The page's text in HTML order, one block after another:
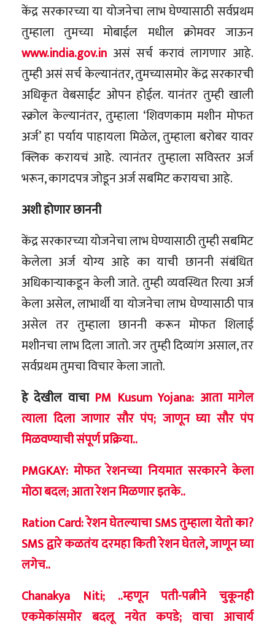
केंद्र सरकारच्या या योजनेचा लाभ घेण्यासाठी सर्वप्रथम
तुम्हाला तुमच्या मोबाईल मधील क्रोमवर जाऊन
www.india.gov.in असं सर्च करावं लागणार आहे.
तुम्ही असं सर्च केल्यानंतर, तुमच्यासमोर केंद्र सरकारची
अधिकृत वेबसाईट ओपन होईल. यानंतर तुम्ही खाली
स्क्रोल केल्यानंतर, तुम्हाला ‘शिवणकाम मशीन मोफत
अर्ज’ हा पर्याय पाहायला मिळेल, तुम्हाला बरोबर यावर
क्लिक करायचं आहे. त्यानंतर तुम्हाला सविस्तर अर्ज
भरून, कागदपत्र जोडून अर्ज सबमिट करायचा आहे.
अशी होणार छाननी
केंद्र सरकारच्या योजनेचा लाभ घेण्यासाठी तुम्ही सबमिट
केलेला अर्ज योग्य आहे का याची छाननी संबंधित
अधिकाऱ्याकडून केली जाते. तुम्ही व्यवस्थित रित्या अर्ज
केला असेल, लाभार्थी या योजनेचा लाभ घेण्यासाठी पात्र
असेल तर तुम्हाला छाननी करून मोफत शिलाई
मशीनचा लाभ दिला जातो. जर तुम्ही दिव्यांग असाल, तर
सर्वप्रथम तुमचा विचार केला जातो.
हे देखील वाचा PM Kusum Yojana: आता मागेल
त्याला दिला जाणार सौर पंप; जाणून घ्या सौर पंप
मिळवण्याची संपूर्ण प्रक्रिया..
PMGKAY: मोफत रेशनच्या नियमात सरकारने केला
मोठा बदल; आता रेशन मिळणार इतके..
Ration Card: रेशन घेतल्याचा SMS तुम्हाला येतो का?
SMS द्वारे कळतंय दरमहा किती रेशन घेतले, जाणून घ्या
लगेच..
Chanakya Niti; ..म्हणून पती-पत्नीने चुकूनही
एकमेकांसमोर बदलू नयेत कपडे; वाचा आचार्य